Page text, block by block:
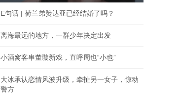
E句话 | 荷兰弟赞达亚已经结婚了吗？
离海最远的地方，一群少年决定出发
小酒窝客串董璇新戏，直呼周也“小也”
大冰承认恋情风波升级，牵扯另一女子，惊动
警方